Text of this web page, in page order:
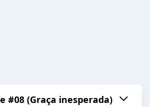
#08 (Graça inesperada)